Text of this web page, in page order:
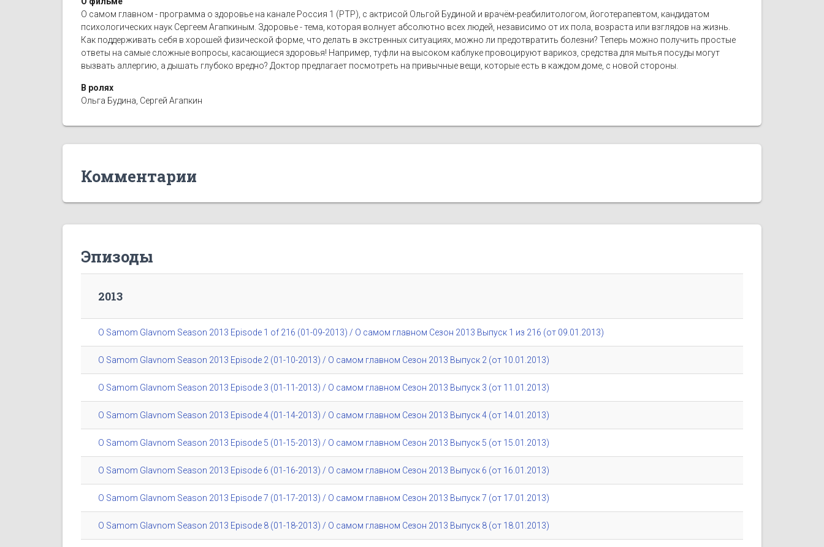
О самом главном - программа о здоровье на канале Россия 1 (РТР), с актрисой Ольгой Будиной и врачём-реабилитологом, йоготерапевтом, кандидатом
психологических наук Сергеем Агапкиным. Здоровье - тема, которая волнует абсолютно всех людей, независимо от их пола, возраста или взглядов на жизнь.
Как поддерживать себя в хорошей физической форме, что делать в экстренных ситуациях, можно ли предотвратить болезни? Теперь можно получить простые
ответы на самые сложные вопросы, касающиеся здоровья! Например, туфли на высоком каблуке провоцируют варикоз, средства для мытья посуды могут
вызвать аллергию, а дышать глубоко вредно? Доктор предлагает посмотреть на привычные вещи, которые есть в каждом доме, с новой стороны.
В ролях
Ольга Будина, Сергей Агапкин
Комментарии
Эпизоды
2013
O Samom Glavnom Season 2013 Episode 1 of 216 (01-09-2013) / О самом главном Сезон 2013 Выпуск 1 из 216 (от 09.01.2013)
O Samom Glavnom Season 2013 Episode 2 (01-10-2013) / О самом главном Сезон 2013 Выпуск 2 (от 10.01.2013)
O Samom Glavnom Season 2013 Episode 3 (01-11-2013) / О самом главном Сезон 2013 Выпуск 3 (от 11.01.2013)
O Samom Glavnom Season 2013 Episode 4 (01-14-2013) / О самом главном Сезон 2013 Выпуск 4 (от 14.01.2013)
O Samom Glavnom Season 2013 Episode 5 (01-15-2013) / О самом главном Сезон 2013 Выпуск 5 (от 15.01.2013)
O Samom Glavnom Season 2013 Episode 6 (01-16-2013) / О самом главном Сезон 2013 Выпуск 6 (от 16.01.2013)
O Samom Glavnom Season 2013 Episode 7 (01-17-2013) / О самом главном Сезон 2013 Выпуск 7 (от 17.01.2013)
O Samom Glavnom Season 2013 Episode 8 (01-18-2013) / О самом главном Сезон 2013 Выпуск 8 (от 18.01.2013)